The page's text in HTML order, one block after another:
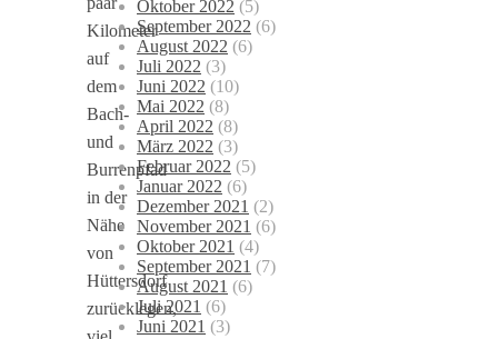
Kilometer
auf
dem
Bach-
und
Burrenpfad
in der
Nähe
von
Hüttersdorf
zurücklegen,
Oktober 2022 (5)
September 2022 (6)
August 2022 (6)
Juli 2022 (3)
Juni 2022 (10)
Mai 2022 (8)
April 2022 (8)
März 2022 (3)
Februar 2022 (5)
Januar 2022 (6)
Dezember 2021 (2)
November 2021 (6)
Oktober 2021 (4)
September 2021 (7)
August 2021 (6)
Juli 2021 (6)
Juni 2021 (3)